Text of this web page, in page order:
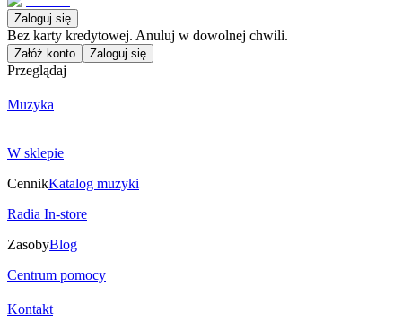
Zaloguj się
Bez karty kredytowej. Anuluj w dowolnej chwili.
Załóż konto Zaloguj się
Przeglądaj
Muzyka
W sklepie
CennikKatalog muzyki
Radia In-store
ZasobyBlog
Centrum pomocy
Kontakt